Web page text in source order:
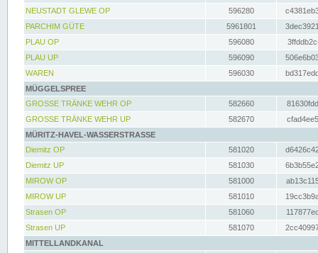
NEUSTADT GLEWE OP
596280
PARCHIM GÜTE
5961801
PLAU OP
596080
PLAU UP
596090
WAREN
596030
MÜGGELSPREE
GROSSE TRÄNKE WEHR OP
582660
GROSSE TRÄNKE WEHR UP
582670
MÜRITZ-HAVEL-WASSERSTRASSE
Diemitz OP
581020
Diemitz UP
581030
MIROW OP
581000
MIROW UP
581010
Strasen OP
581060
Strasen UP
581070
MITTELLANDKANAL